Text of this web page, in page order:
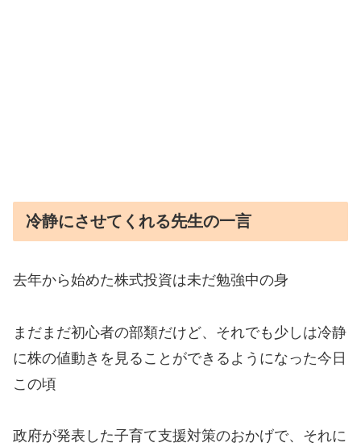
冷静にさせてくれる先生の一言
去年から始めた株式投資は未だ勉強中の身
まだまだ初心者の部類だけど、それでも少しは冷静
に株の値動きを見ることができるようになった今日
この頃
政府が発表した子育て支援対策のおかげで、それに